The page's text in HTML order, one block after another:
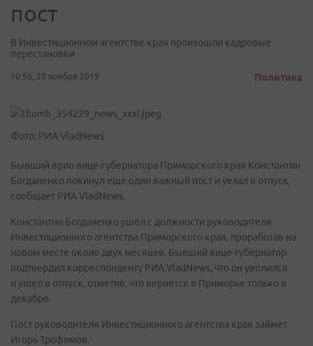
пост
В Инвестиционном агентстве края произошли кадровые
перестановки
10:56, 20 ноября 2019 Политика
Фото: РИА VladNews
Бывший врио вице-губернатора Приморского края Константин
Богданенко покинул еще один важный пост и уехал в отпуск,
сообщает РИА VladNews.
Константин Богданенко ушел с должности руководителя
Инвестиционного агентства Приморского края, проработав на
новом месте около двух месяцев. Бывший вице-губернатор
подтвердил корреспонденту РИА VladNews, что он уволился
и ушел в отпуск, отметив, что вернется в Приморье только в
декабре.
Пост руководителя Инвестиционного агентства края займет
Игорь Трофимов.